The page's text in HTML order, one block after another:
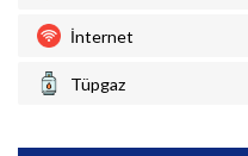
İnternet
Tüpgaz